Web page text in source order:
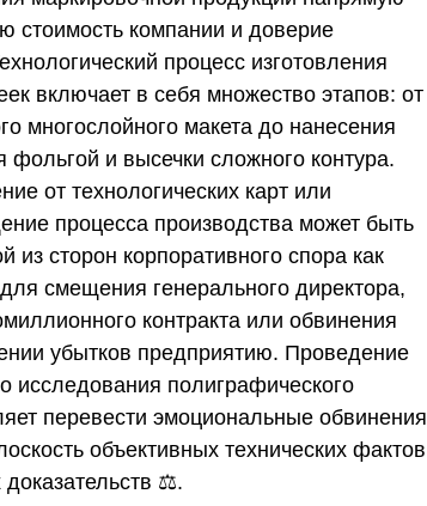
стоимость компании и доверие
процесс изготовления
включает в себя множество этапов: от
многослойного макета до нанесения
фольгой и высечки сложного контура.
от технологических карт или
процесса производства может быть
из сторон корпоративного спора как
смещения генерального директора,
контракта или обвинения
убытков предприятию. Проведение
исследования полиграфического
перевести эмоциональные обвинения
объективных технических фактов
⚖️.